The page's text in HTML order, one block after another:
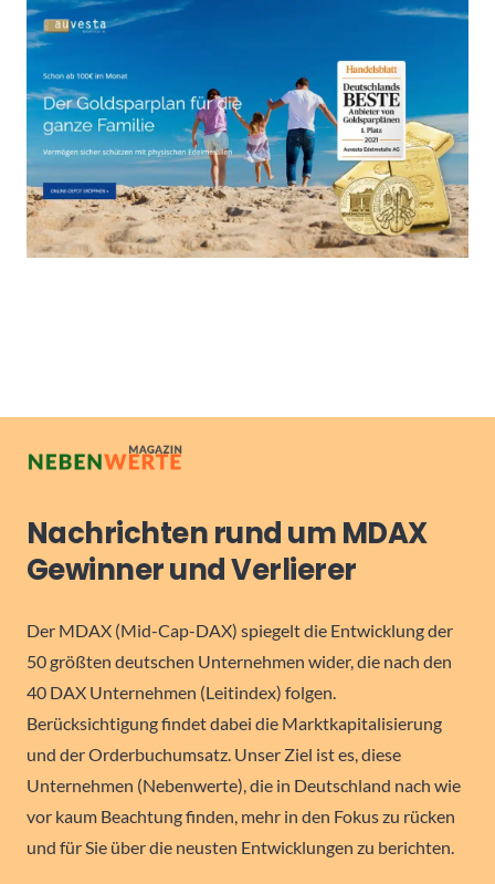
Nachrichten rund um MDAX
Gewinner und Verlierer
Der MDAX (Mid-Cap-DAX) spiegelt die Entwicklung der
50 größten deutschen Unternehmen wider, die nach den
40 DAX Unternehmen (Leitindex) folgen.
Berücksichtigung findet dabei die Marktkapitalisierung
und der Orderbuchumsatz. Unser Ziel ist es, diese
Unternehmen (Nebenwerte), die in Deutschland nach wie
vor kaum Beachtung finden, mehr in den Fokus zu rücken
und für Sie über die neusten Entwicklungen zu berichten.